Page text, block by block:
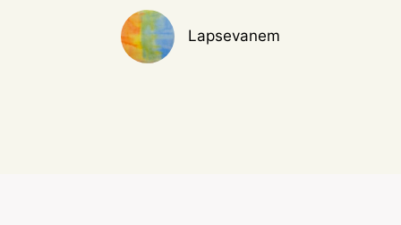
Lapsevanem